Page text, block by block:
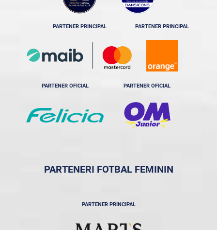
PARTENER PRINCIPAL PARTENER PRINCIPAL
PARTENER OFICIAL PARTENER OFICIAL
PARTENERI FOTBAL FEMININ
PARTENER PRINCIPAL